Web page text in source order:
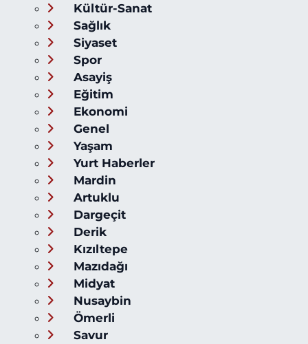
Kültür-Sanat
Sağlık
Siyaset
Spor
Asayiş
Eğitim
Ekonomi
Genel
Yaşam
Yurt Haberler
Mardin
Artuklu
Dargeçit
Derik
Kızıltepe
Mazıdağı
Midyat
Nusaybin
Ömerli
Savur